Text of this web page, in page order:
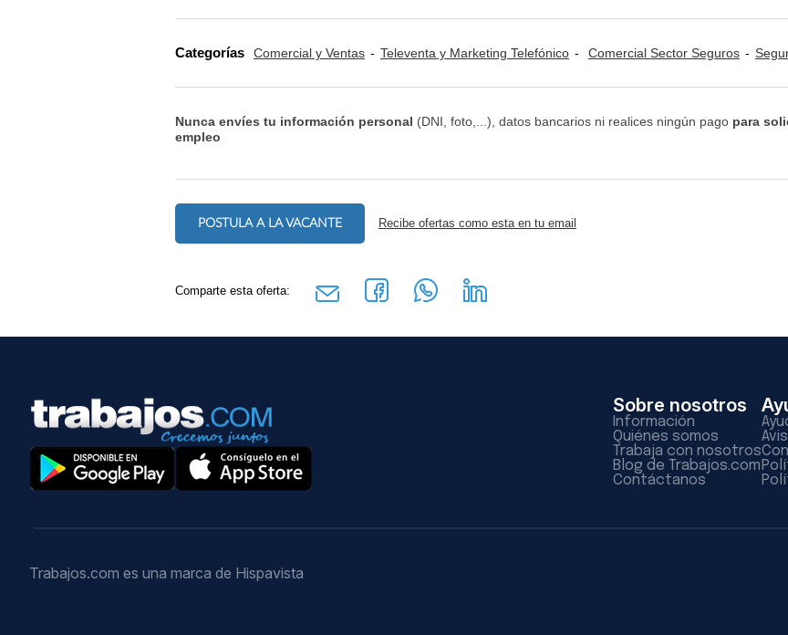
Categorías Comercial y Ventas Televenta y Marketing Telefónico Comercial Sector Seguros Seguridad /
Nunca envíes tu información personal (DNI, foto,...), datos bancarios ni realices ningún pago para
empleo
POSTULA A LA VACANTE Recibe ofertas como esta en tu email
Comparte esta oferta:
Sobre nosotros
Información
Quiénes somos
Trabaja con nosotros
Blog de Trabajos.com
Contáctanos
Trabajos.com es una marca de Hispavista